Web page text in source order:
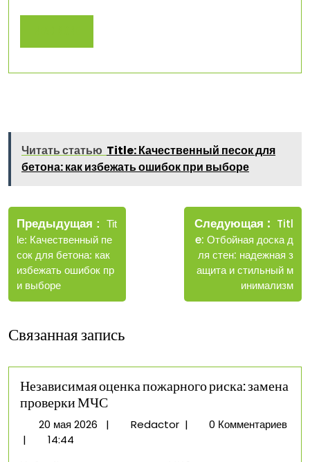
More
Читать статью Title: Качественный песок для
бетона: как избежать ошибок при выборе
Навигация
по
записям
Предыдущая
Старые
записи
Tit
le: Качественный пе
сок для бетона: как
избежать ошибок пр
и выборе
Следующая
Новые
записи
Titl
e: Отбойная доска д
ля стен: надежная з
ащита и стильный м
инимализм
Связанная запись
Независимая оценка пожарного риска: замена
проверки МЧС
20 мая 202620| RedactorНезависимая
|
0 Комментариев
|
14:44